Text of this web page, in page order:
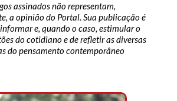
assinados não representam,
a opinião do Portal. Sua publicação é
e, quando o caso, estimular o
do cotidiano e de refletir as diversas
do pensamento contemporâneo